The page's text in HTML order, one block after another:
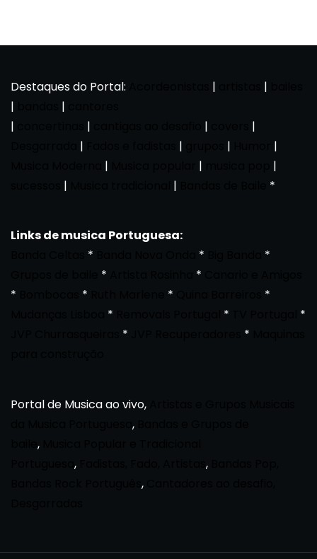
Destaques do Portal: | |
|
|
|
| |
|
| | |
|
| |
|
| | *
Links de musica Portuguesa:
* *
*
* *
*
* *
*
* *
*
* *
Portal de Musica ao vivo,
,
,
, ,
,